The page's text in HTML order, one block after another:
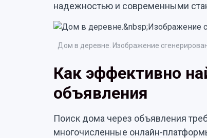
надежностью и современными
Дом в деревне. Изображение
Как эффективно
объявления
Поиск дома через объявления
многочисленные онлайн-